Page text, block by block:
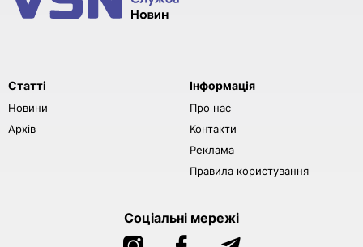
Статті
Новини
Архів
Інформація
Про нас
Контакти
Реклама
Правила користування
Соціальні мережі